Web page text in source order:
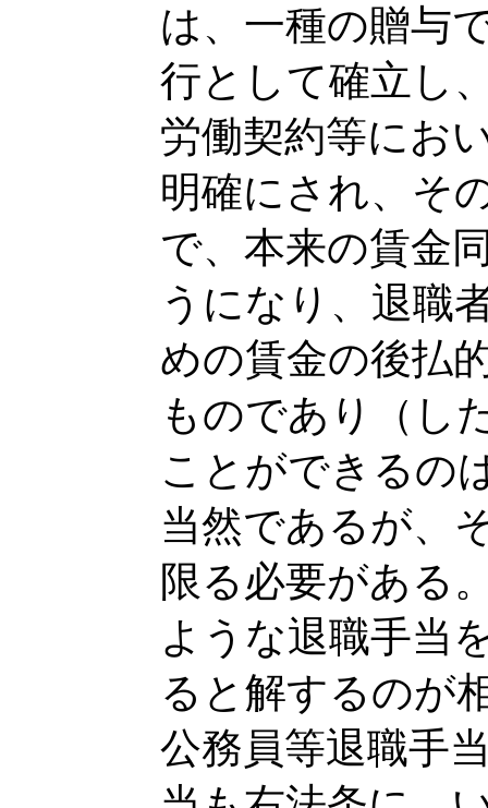
は、一種の贈与
行として確立し
労働契約等にお
明確にされ、そ
で、本来の賃金
うになり、退職
めの賃金の後払
ものであり（し
ことができるの
当然であるが、
限る必要がある
ような退職手当
ると解するのが
公務員等退職手